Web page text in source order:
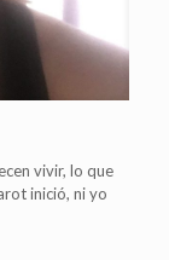
vivir, lo que
inició, ni yo